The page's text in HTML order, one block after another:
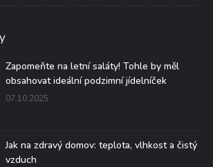
Zapomeňte na letní saláty! Tohle by měl
obsahovat ideální podzimní jídelníček
07.10.2025
Jak na zdravý domov: teplota, vlhkost a čistý
vzduch